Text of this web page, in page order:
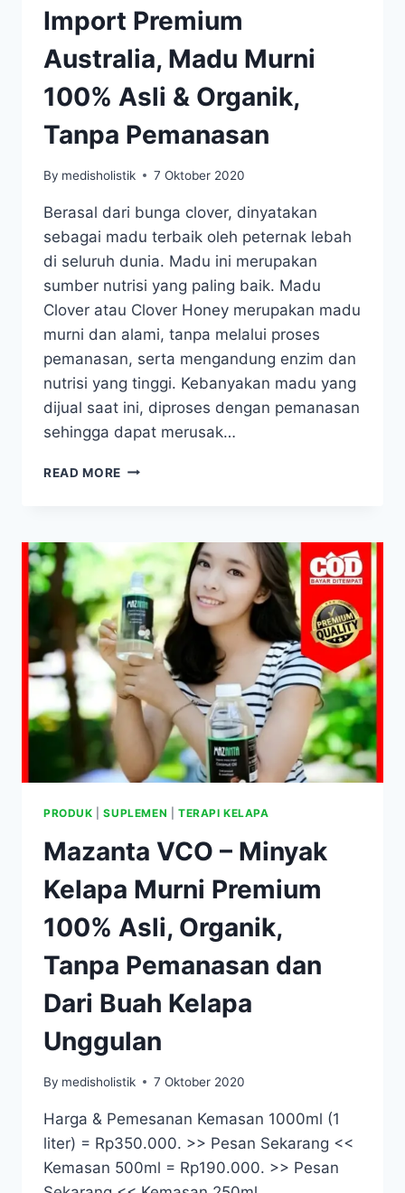
Import Premium
Australia, Madu Murni
100% Asli & Organik,
Tanpa Pemanasan
By medisholistik 7 Oktober 2020
Berasal dari bunga clover, dinyatakan
sebagai madu terbaik oleh peternak lebah
di seluruh dunia. Madu ini merupakan
sumber nutrisi yang paling baik. Madu
Clover atau Clover Honey merupakan madu
murni dan alami, tanpa melalui proses
pemanasan, serta mengandung enzim dan
nutrisi yang tinggi. Kebanyakan madu yang
dijual saat ini, diproses dengan pemanasan
sehingga dapat merusak…
READ MORE MADU
IMPORT
PREMIUM
AUSTRALIA,
MADU
MURNI
100%
ASLI
&
ORGANIK,
TANPA
PEMANASAN
PRODUK |SUPLEMEN TERAPI KELAPA
Mazanta VCO – Minyak
Kelapa Murni Premium
100% Asli, Organik,
Tanpa Pemanasan dan
Dari Buah Kelapa
Unggulan
By medisholistik 7 Oktober 2020
Harga & Pemesanan Kemasan 1000ml (1
liter) = Rp350.000. >> Pesan Sekarang <<
Kemasan 500ml = Rp190.000. >> Pesan